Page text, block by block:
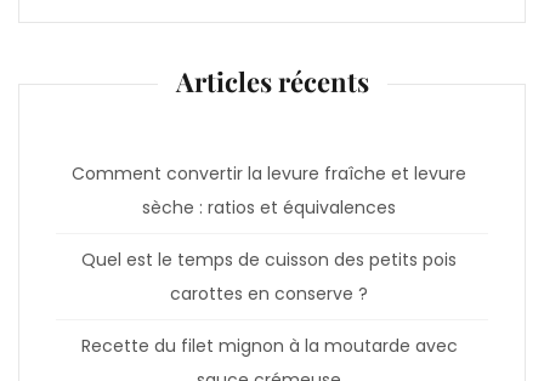
Articles récents
Comment convertir la levure fraîche et levure
sèche : ratios et équivalences
Quel est le temps de cuisson des petits pois
carottes en conserve ?
Recette du filet mignon à la moutarde avec